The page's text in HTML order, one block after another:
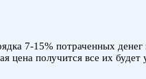
7-15% потраченных
получится все их